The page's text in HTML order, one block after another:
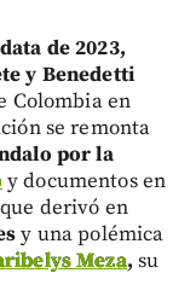
de 2023,
y Benedetti
Colombia en
se remonta
por la
y documentos en
derivó en
y una polémica
Meza, su